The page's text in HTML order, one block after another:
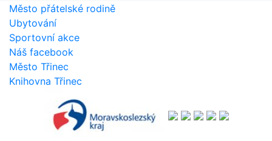
Město přátelské rodině
Ubytování
Sportovní akce
Náš facebook
Město Třinec
Knihovna Třinec